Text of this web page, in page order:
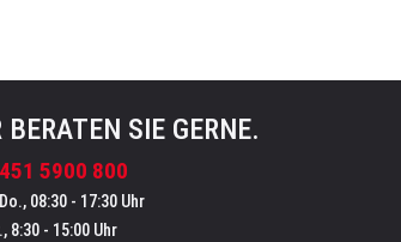
BERATEN SIE GERNE.
5900 800
08:30 - 17:30 Uhr
8:30 - 15:00 Uhr